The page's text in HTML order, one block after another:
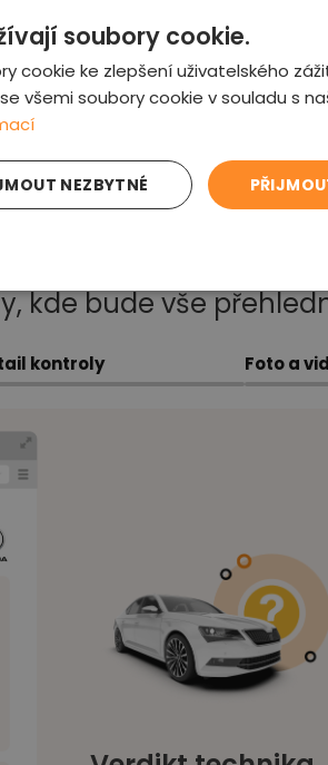
report
kde bude vše
kontroly Foto a
soubory cookie.
cookie ke zlepšení uživatelského
všemi soubory cookie v souladu s
NEZBYTNÉ